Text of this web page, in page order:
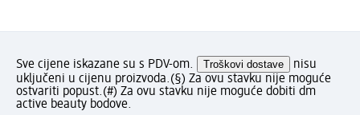
Sve cijene iskazane su s PDV-om. Troškovi dostave
nisu
uključeni u cijenu proizvoda.(§) Za ovu stavku nije moguće
ostvariti popust.(#) Za ovu stavku nije moguće dobiti dm
active beauty bodove.